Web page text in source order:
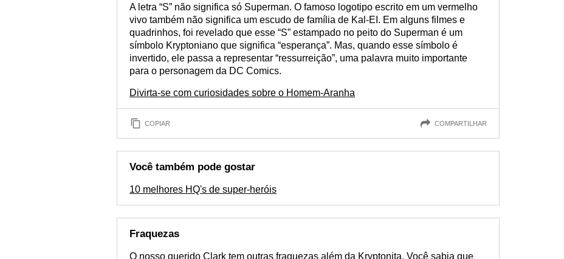
A letra “S” não significa só Superman. O famoso logotipo escrito em um vermelho
vivo também não significa um escudo de família de Kal-EI. Em alguns filmes e
quadrinhos, foi revelado que esse “S” estampado no peito do Superman é um
símbolo Kryptoniano que significa “esperança”. Mas, quando esse símbolo é
invertido, ele passa a representar “ressurreição”, uma palavra muito importante
para o personagem da DC Comics.
Divirta-se com curiosidades sobre o Homem-Aranha
COPIAR COMPARTILHAR
Você também pode gostar
10 melhores HQ's de super-heróis
Fraquezas
O nosso querido Clark tem outras fraquezas além da Kryptonita. Você sabia que